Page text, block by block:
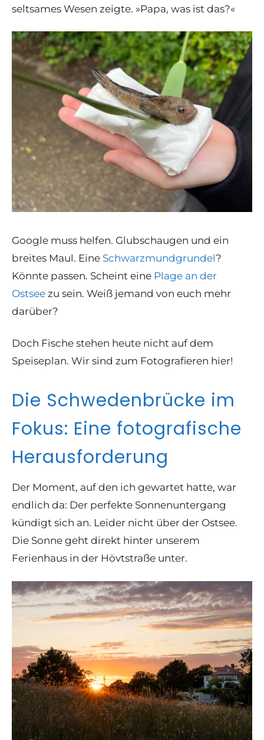
seltsames Wesen zeigte. »Papa, was ist das?«
Google muss helfen. Glubschaugen und ein
breites Maul. Eine Schwarzmundgrundel?
Könnte passen. Scheint eine Plage an der
Ostsee zu sein. Weiß jemand von euch mehr
darüber?
Doch Fische stehen heute nicht auf dem
Speiseplan. Wir sind zum Fotografieren hier!
Die Schwedenbrücke im
Fokus: Eine fotografische
Herausforderung
Der Moment, auf den ich gewartet hatte, war
endlich da: Der perfekte Sonnenuntergang
kündigt sich an. Leider nicht über der Ostsee.
Die Sonne geht direkt hinter unserem
Ferienhaus in der Hövtstraße unter.